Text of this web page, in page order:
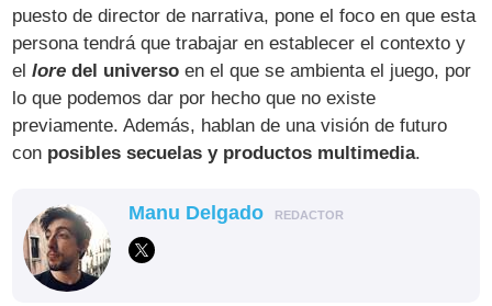
puesto de director de narrativa, pone el foco en que esta
persona tendrá que trabajar en establecer el contexto y
el lore del universo en el que se ambienta el juego, por
lo que podemos dar por hecho que no existe
previamente. Además, hablan de una visión de futuro
con posibles secuelas y productos multimedia.
Manu Delgado REDACTOR